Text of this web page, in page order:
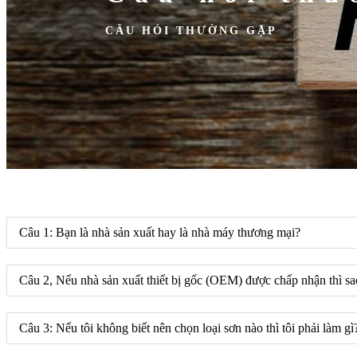
CÂU HỎI THƯỜNG GẶP
Câu 1: Bạn là nhà sản xuất hay là nhà máy thương mại?
Câu 2, Nếu nhà sản xuất thiết bị gốc (OEM) được chấp nhận thì
Câu 3: Nếu tôi không biết nên chọn loại sơn nào thì tôi phải làm